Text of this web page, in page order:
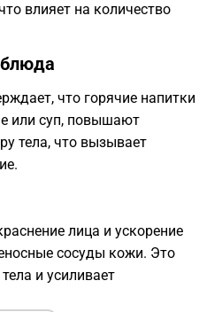
влияет на количество
блюда
что горячие напитки
или суп, повышают
тела, что вызывает
лица и ускорение
сосуды кожи. Это
и усиливает